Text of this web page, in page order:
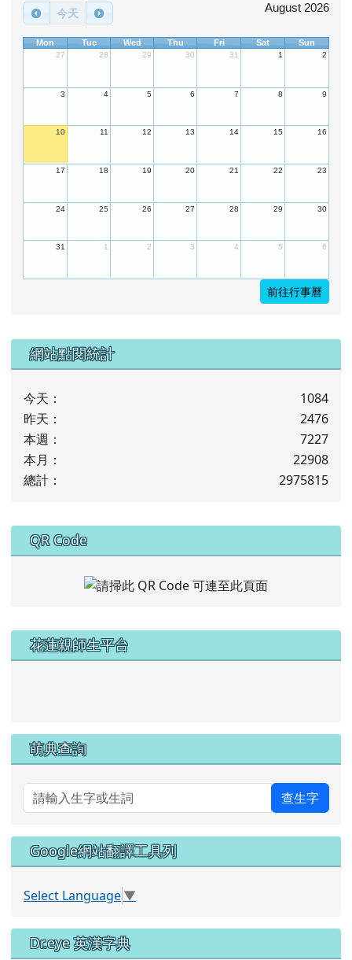
今天 August 2026
Mon Tue Wed Thu Fri Sat Sun
27 28 29 30 31 1 2
3 4 5 6 7 8 9
10 11 12 13 14 15 16
17 18 19 20 21 22 23
24 25 26 27 28 29 30
31 1 2 3 4 5 6
前往行事曆
下中左區域內容
網站點閱統計
今天：
1084
昨天：
2476
本週：
7227
本月：
22908
總計：
2975815
下中右區域內容
QR Code
左邊區域內容
花蓮親師生平台
萌典查詢
查生字
Google網站翻譯工具列
Select Language▼
Dr.eye 英漢字典